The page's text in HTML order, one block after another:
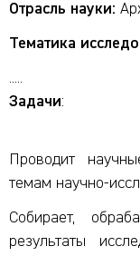
Отрасль науки:
Тематика
.....
Задачи:
Проводит
темам научно-
Собирает,
результаты